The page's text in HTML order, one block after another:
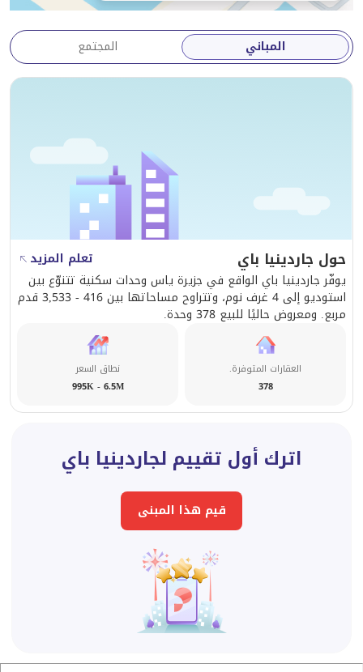
المباني المجتمع
حول جاردينيا باي
تعلم المزيد
يوفّر جاردينيا باي الواقع في جزيرة ياس وحدات سكنية تتنوّع بين
استوديو إلى 4 غرف نوم، وتتراوح مساحاتها بين 416 - 3,533 قدم
مربع. ومعروض حاليًا للبيع 378 وحدة.
العقارات المتوفرة.
378
نطاق السعر
995K - 6.5M
اترك أول تقييم لجاردينيا باي
قيم هذا المبنى